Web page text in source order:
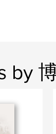
6×9 in, 15×23 cm
(Simplified)
by